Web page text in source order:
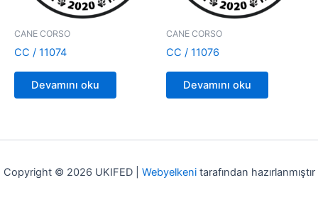
CANE CORSO
CC / 11074
Devamını oku
CANE CORSO
CC / 11076
Devamını oku
Copyright © 2026 UKIFED | Webyelkenitarafından hazırlanmıştır